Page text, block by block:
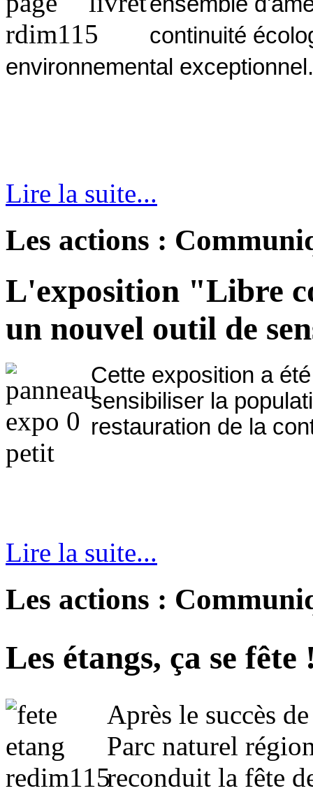
continuité
environnemental exceptionnel.
Lire la suite...
Les actions :
L'exposition "Libre
un nouvel outil de
Cette exposition a
sensibiliser la
restauration de la
Lire la suite...
Les actions :
Les étangs, ça se fête
Après le succès
Parc naturel
reconduit la fête